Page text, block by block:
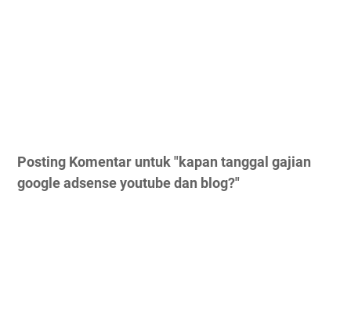
Posting Komentar untuk "kapan tanggal gajian
google adsense youtube dan blog?"